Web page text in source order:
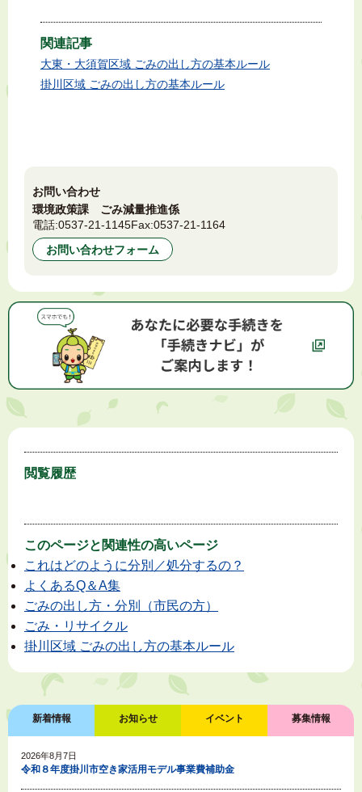
関連記事
大東・大須賀区域 ごみの出し方の基本ルール
掛川区域 ごみの出し方の基本ルール
お問い合わせ
環境政策課 ごみ減量推進係
電話:0537-21-1145Fax:0537-21-1164
お問い合わせフォーム
閲覧履歴
このページと 関連性の高いページ
これはどのように分別／処分するの？
よくあるQ＆A集
ごみの出し方・分別（市民の方）
ごみ・リサイクル
掛川区域 ごみの出し方の基本ルール
新着情報 お知らせ イベント 募集情報
2026年8月7日
令和８年度掛川市空き家活用モデル事業費補助金